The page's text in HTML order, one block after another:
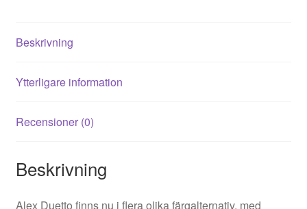
Beskrivning
Ytterligare information
Recensioner (0)
Beskrivning
Alex Duetto finns nu i flera olika färgalternativ, med